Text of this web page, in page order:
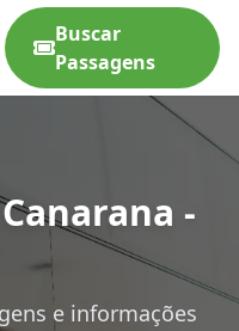
Buscar
Passagens
-
e informações